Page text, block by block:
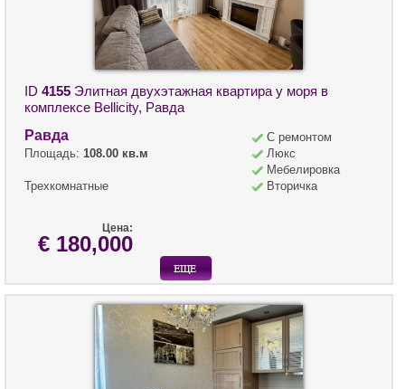
ID 4155 Элитная двухэтажная квартира у моря в
комплексе Bellicity, Равда
Равда
Площадь: 108.00 кв.м
Трехкомнатные
С ремонтом
Люкс
Мебелировка
Вторичка
Цена:
€ 180,000